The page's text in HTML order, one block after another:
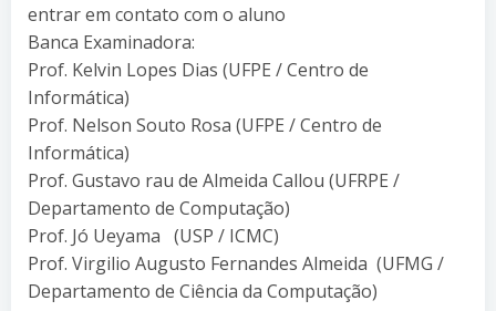
entrar em contato com o aluno
Banca Examinadora:
Prof. Kelvin Lopes Dias (UFPE / Centro de
Informática)
Prof. Nelson Souto Rosa (UFPE / Centro de
Informática)
Prof. Gustavo rau de Almeida Callou (UFRPE /
Departamento de Computação)
Prof. Jó Ueyama (USP / ICMC)
Prof. Virgilio Augusto Fernandes Almeida (UFMG /
Departamento de Ciência da Computação)